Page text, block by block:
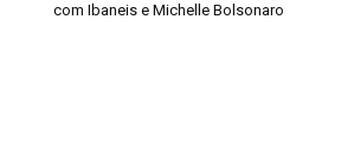
com Ibaneis e Michelle Bolsonaro